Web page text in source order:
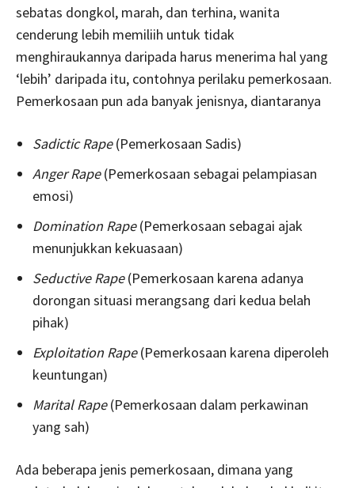
sebatas dongkol, marah, dan terhina, wanita
cenderung lebih memiliih untuk tidak
menghiraukannya daripada harus menerima hal yang
‘lebih’ daripada itu, contohnya perilaku pemerkosaan.
Pemerkosaan pun ada banyak jenisnya, diantaranya
Sadictic Rape(Pemerkosaan Sadis)
Anger Rape(Pemerkosaan sebagai pelampiasan
emosi)
Domination Rape(Pemerkosaan sebagai ajak
menunjukkan kekuasaan)
Seductive Rape(Pemerkosaan karena adanya
dorongan situasi merangsang dari kedua belah
pihak)
Exploitation Rape(Pemerkosaan karena diperoleh
keuntungan)
Marital Rape(Pemerkosaan dalam perkawinan
yang sah)
Ada beberapa jenis pemerkosaan, dimana yang